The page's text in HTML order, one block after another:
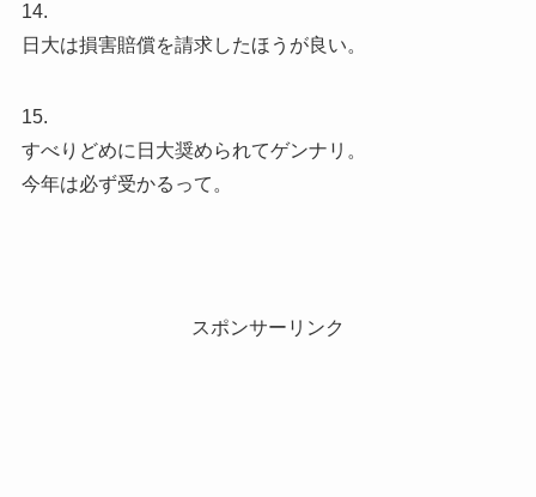
14.
日大は損害賠償を請求したほうが良い。
15.
すべりどめに日大奨められてゲンナリ。
今年は必ず受かるって。
スポンサーリンク